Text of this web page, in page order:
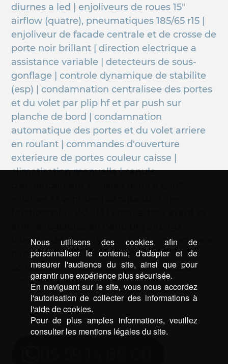
diurnes a led | enjoliveurs de roues 15"
airflow (quatre), pneumatiques 185/65 r15 |
enjoliveur de facade centrale et de crosse de
porte noir brillant | direction electrique a
assistance variable | detecteurs de sous-
gonflage | controle dynamique de stabilite
(esp) | condamnation centralisee des portes
et du volet par plip hf et par push sur
planche de bord | condamnation
automatique des portes et du volet arriere
en roulant | commandes d'ouverture
exterieure de portes couleur caisse |
climatisation manuelle | canule
lateraux de type "thorax" pour conducteur et
passager avant | airbags frontaux
conducteur et passager (deconnectable
cote passager)2
Nous utilisons des cookies afin de
personnaliser le contenu, d'adapter et de
mesurer l'audience du site, ainsi que pour
garantir une expérience plus sécurisée.
En naviguant sur le site, vous nous accordez
l'autorisation de collecter des informations à
l'aide de cookies.
Pour de plus amples informations, veuillez
consulter les mentions légales du site.